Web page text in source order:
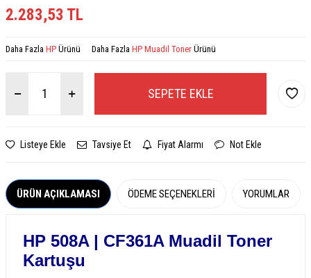
2.283,53 TL
Daha Fazla HP Ürünü Daha Fazla HP Muadil Toner Ürünü
SEPETE EKLE
Listeye Ekle Tavsiye Et Fiyat Alarmı Not Ekle
ÜRÜN AÇIKLAMASI ÖDEME SEÇENEKLERI YORUMLAR
HP 508A | CF361A Muadil Toner
Kartuşu